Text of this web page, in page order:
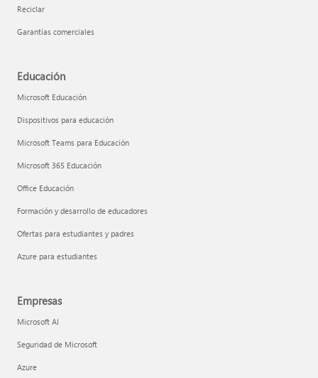
Reciclar
Garantías comerciales
Educación
Microsoft Educación
Dispositivos para educación
Microsoft Teams para Educación
Microsoft 365 Educación
Office Educación
Formación y desarrollo de educadores
Ofertas para estudiantes y padres
Azure para estudiantes
Empresas
Microsoft AI
Seguridad de Microsoft
Azure